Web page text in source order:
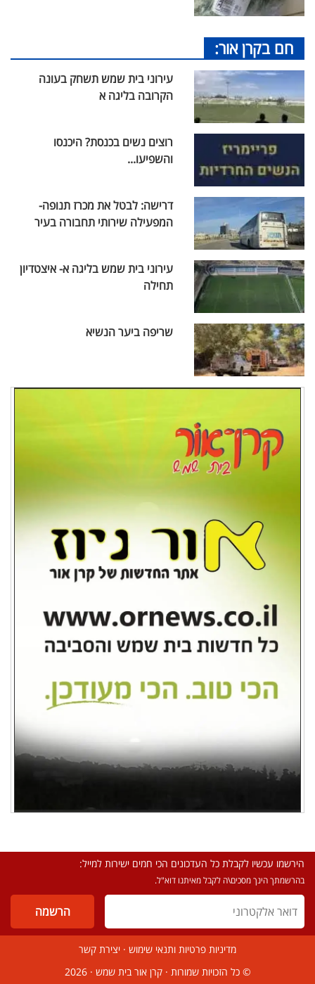
חם בקרן אור:
עירוני בית שמש תשחק בעונה
הקרובה בליגה א
רוצים נשים בכנסת? היכנסו
והשפיעו...
דרישה: לבטל את מכרז תנופה-
המפעילה שירותי תחבורה בעיר
עירוני בית שמש בליגה א- איצטדיון
תחילה
שריפה ביער הנשיא
הירשמו עכשיו לקבלת כל העדכונים הכי חמים ישירות למייל:
בהרשמתך הינך מסכים\ה לקבל מאיתנו דוא"ל.
מדיניות פרטיות ותנאי שימוש · יצירת קשר
© כל הזכויות שמורות ·קרן אור בית שמש · 2026